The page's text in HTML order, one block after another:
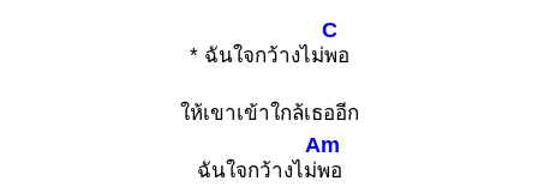
* ฉันใจกว้างไม่
C
พอ
ให้เขาเข้าใกล้เธออีก
ฉันใจกว้างไม่
Am
พอ